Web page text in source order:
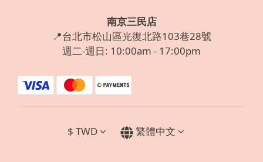
南京三民店
📍台北市松山區光復北路103巷28號
週二-週日: 10:00am - 17:00pm
$ TWD 繁體中文